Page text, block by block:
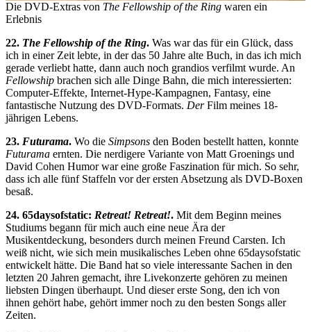
Die DVD-Extras von The Fellowship of the Ring waren ein
Erlebnis
22. The Fellowship of the Ring. Was war das für ein Glück, dass
ich in einer Zeit lebte, in der das 50 Jahre alte Buch, in das ich mich
gerade verliebt hatte, dann auch noch grandios verfilmt wurde. An
Fellowship brachen sich alle Dinge Bahn, die mich interessierten:
Computer-Effekte, Internet-Hype-Kampagnen, Fantasy, eine
fantastische Nutzung des DVD-Formats. DerFilm meines 18-
jährigen Lebens.
23. Futurama. Wo die Simpsons den Boden bestellt hatten, konnte
Futurama ernten. Die nerdigere Variante von Matt Groenings und
David Cohen Humor war eine große Faszination für mich. So sehr,
dass ich alle fünf Staffeln vor der ersten Absetzung als DVD-Boxen
besaß.
24. 65daysofstatic: Retreat! Retreat!. Mit dem Beginn meines
Studiums begann für mich auch eine neue Ära der
Musikentdeckung, besonders durch meinen Freund Carsten. Ich
weiß nicht, wie sich mein musikalisches Leben ohne 65daysofstatic
entwickelt hätte. Die Band hat so viele interessante Sachen in den
letzten 20 Jahren gemacht, ihre Livekonzerte gehören zu meinen
liebsten Dingen überhaupt. Und dieser erste Song, den ich von
ihnen gehört habe, gehört immer noch zu den besten Songs aller
Zeiten.